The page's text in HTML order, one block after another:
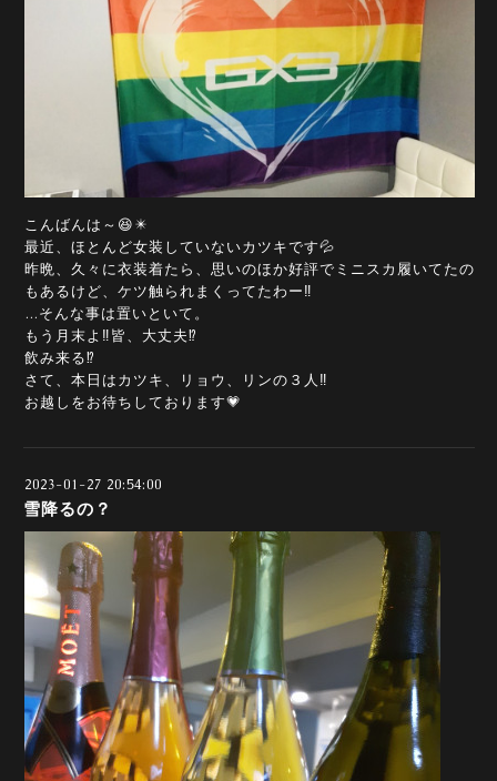
こんばんは～😆✴️
最近、ほとんど女装していないカツキです💦
昨晩、久々に衣装着たら、思いのほか好評でミニスカ履いてたの
もあるけど、ケツ触られまくってたわー‼️
…そんな事は置いといて。
もう月末よ‼️皆、大丈夫⁉️
飲み来る⁉️
さて、本日はカツキ、リョウ、リンの３人‼️
お越しをお待ちしております💗
2023-01-27 20:54:00
雪降るの？